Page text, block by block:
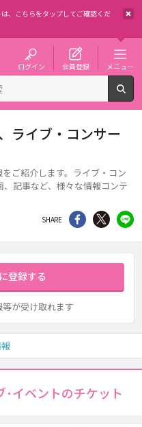
、
こちらをタップしてご確認くだ
ログイン 会員登録 メニュー
ライブ・コンサー
ご紹介します。ライブ・コン
記事など、様々な情報コンテ
SHARE シェア Twitter
登録する
が受け取れます
イベントのチケット